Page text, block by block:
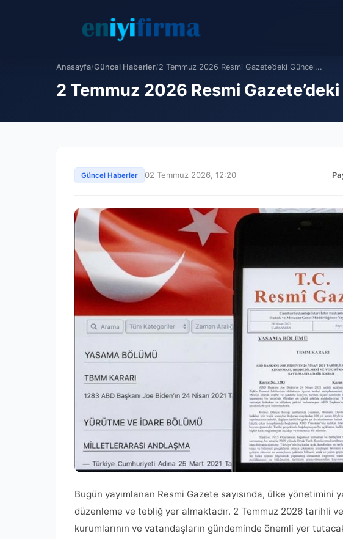
Anasayfa/Güncel Haberler/2 Temmuz 2026 Resmi Gazete’deki Güncel...
2 Temmuz 2026 Resmi
Güncel Haberler 02 Temmuz 2026, 12:20
Bugün yayımlanan Resmi Gazete sayısında, ülke yönetimini
düzenleme ve tebliğ yer almaktadır. 2 Temmuz 2026 tarihli
kurumlarının ve vatandaşların gündeminde önemli yer